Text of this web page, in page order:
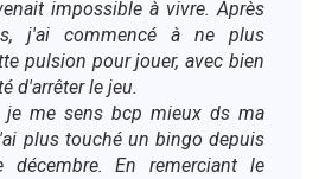
impossible à vivre. Après
j'ai commencé à ne plus
pulsion pour jouer, avec bien
d'arrêter le jeu.
je me sens bcp mieux ds ma
plus touché un bingo depuis
En remerciant le